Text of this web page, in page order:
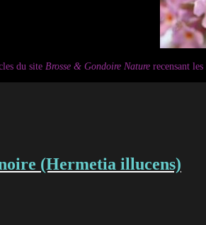
du site Brosse & Gondoire Naturerecensant les
(Hermetia illucens)